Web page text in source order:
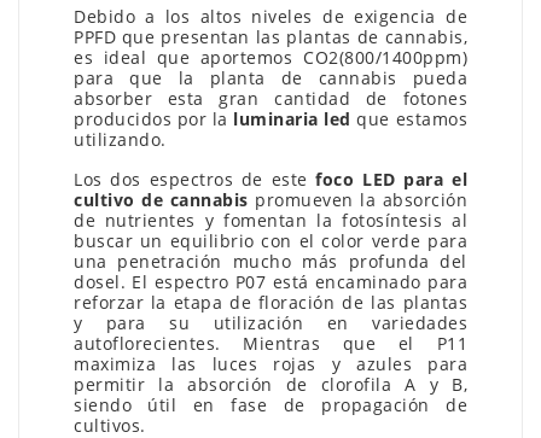
Debido a los altos niveles de exigencia de
PPFD que presentan las plantas de cannabis,
es ideal que aportemos CO2(800/1400ppm)
para que la planta de cannabis pueda
absorber esta gran cantidad de fotones
producidos por la luminaria led que estamos
utilizando.
Los dos espectros de estefoco LED para el
cultivo de cannabis promueven la absorción
de nutrientes y fomentan la fotosíntesis al
buscar un equilibrio con el color verde para
una penetración mucho más profunda del
dosel. El espectro P07 está encaminado para
reforzar la etapa de floración de las plantas
y para su utilización en variedades
autoflorecientes. Mientras que el P11
maximiza las luces rojas y azules para
permitir la absorción de clorofila A y B,
siendo útil en fase de propagación de
cultivos.